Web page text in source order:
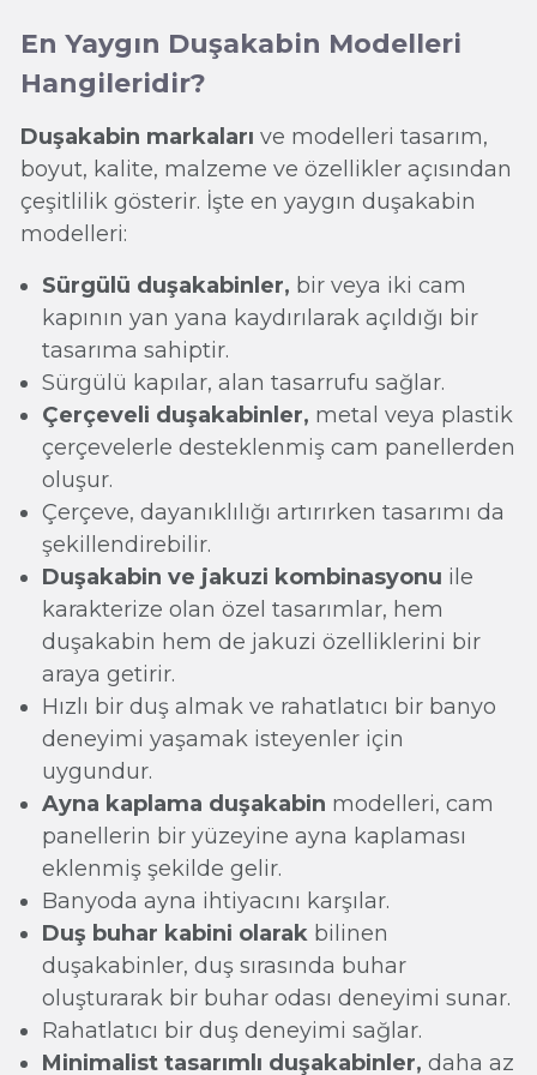
En Yaygın Duşakabin Modelleri
Hangileridir?
Duşakabin markaları ve modelleri tasarım,
boyut, kalite, malzeme ve özellikler açısından
çeşitlilik gösterir. İşte en yaygın duşakabin
modelleri:
Sürgülü duşakabinler, bir veya iki cam
kapının yan yana kaydırılarak açıldığı bir
tasarıma sahiptir.
Sürgülü kapılar, alan tasarrufu sağlar.
Çerçeveli duşakabinler, metal veya plastik
çerçevelerle desteklenmiş cam panellerden
oluşur.
Çerçeve, dayanıklılığı artırırken tasarımı da
şekillendirebilir.
Duşakabin ve jakuzi kombinasyonu ile
karakterize olan özel tasarımlar, hem
duşakabin hem de jakuzi özelliklerini bir
araya getirir.
Hızlı bir duş almak ve rahatlatıcı bir banyo
deneyimi yaşamak isteyenler için
uygundur.
Ayna kaplama duşakabin modelleri, cam
panellerin bir yüzeyine ayna kaplaması
eklenmiş şekilde gelir.
Banyoda ayna ihtiyacını karşılar.
Duş buhar kabini olarak bilinen
duşakabinler, duş sırasında buhar
oluşturarak bir buhar odası deneyimi sunar.
Rahatlatıcı bir duş deneyimi sağlar.
Minimalist tasarımlı duşakabinler, daha az